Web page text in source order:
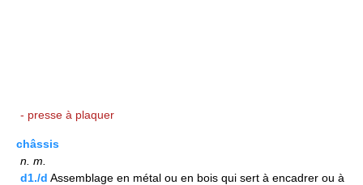
- presse à plaquer
châssis
n. m.
d1./d Assemblage en métal ou en bois qui sert à encadrer ou à